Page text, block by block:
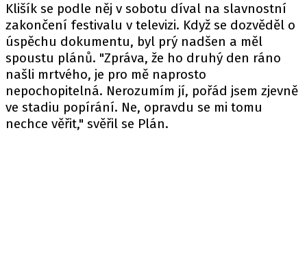
Klišík se podle něj v sobotu díval na slavnostní
zakončení festivalu v televizi. Když se dozvěděl o
úspěchu dokumentu, byl prý nadšen a měl
spoustu plánů. "Zpráva, že ho druhý den ráno
našli mrtvého, je pro mě naprosto
nepochopitelná. Nerozumím jí, pořád jsem zjevně
ve stadiu popírání. Ne, opravdu se mi tomu
nechce věřit," svěřil se Plán.